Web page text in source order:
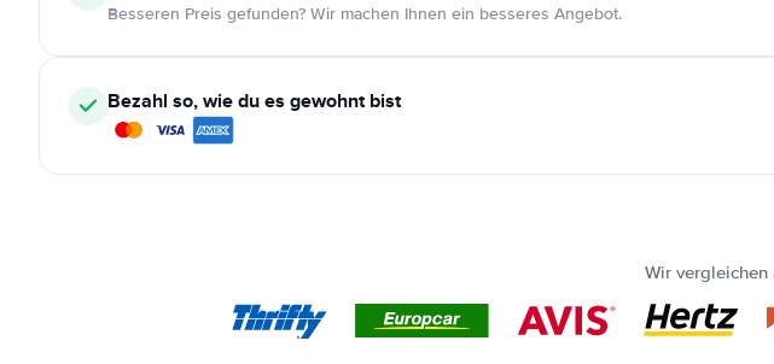
Besseren Preis gefunden? Wir machen Ihnen ein besseres Angebot.
Bezahl so, wie du es gewohnt bist
Wir